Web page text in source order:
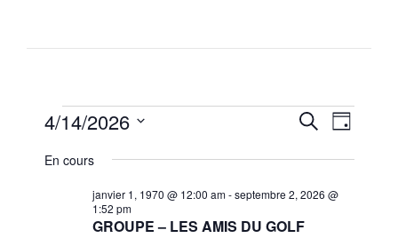
et
de
Recherche
de
Jour
4/14/2026
une
En cours
GROUPE – LES AMIS DU GOLF
janvier 1, 1970 @ 12:00 am-septembre 2, 2026 @
1:52 pm